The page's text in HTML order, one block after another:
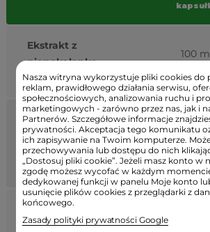
Ekstrakt z
niepokalanka,
w tym:aukubiny
100
Ekstrakt z korzenia
maca,
w tym:makaeny i
makamidy
100
0,6
Ekstrakt z owocu
żurawiny,
Nasza witryna wykorzystuje pliki cookies do
reklam, prawidłowego działania serwisu,
społecznościowych, analizowania ruchu i
marketingowych - zarówno przez nas, jak i
Partnerów. Szczegółowe informacje
prywatności. Akceptacja tego komunikatu
ich zapisywanie na Twoim komputerze.
przechowywania lub dostępu do nich
„Dostosuj pliki cookie”. Jeżeli masz konto w
zgodę możesz wycofać w każdym
dedykowanej funkcji w panelu Moje konto
usunięcie plików cookies z przeglądarki z
końcowego.
Zasady polityki prywatności Google